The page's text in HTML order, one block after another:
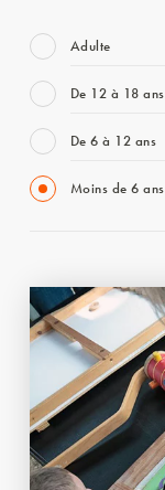
Adulte
De 12 à 18 ans
De 6 à 12 ans
Moins de 6 ans